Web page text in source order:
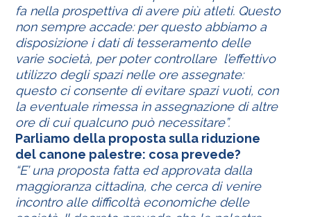
fa nella prospettiva di avere più atleti. Questo
non sempre accade: per questo abbiamo a
disposizione i dati di tesseramento delle
varie società, per poter controllare l’effettivo
utilizzo degli spazi nelle ore assegnate:
questo ci consente di evitare spazi vuoti, con
la eventuale rimessa in assegnazione di altre
ore di cui qualcuno può necessitare”.
Parliamo della proposta sulla riduzione
del canone palestre: cosa prevede?
“E’ una proposta fatta ed approvata dalla
maggioranza cittadina, che cerca di venire
incontro alle difficoltà economiche delle